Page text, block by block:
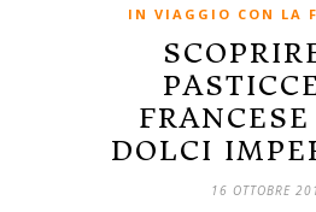
IN VIAGGIO CON LA
DOLCI
16 OTTOBRE